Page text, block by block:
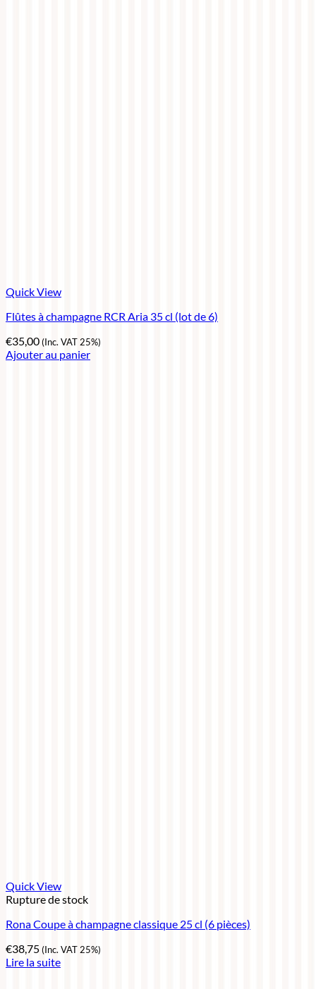
Quick View
Flûtes à champagne RCR Aria 35 cl (lot de 6)
€35,00(Inc. VAT 25%)
Ajouter au panier
Quick View
Rupture de stock
Rona Coupe à champagne classique 25 cl (6 pièces)
€38,75(Inc. VAT 25%)
Lire la suite